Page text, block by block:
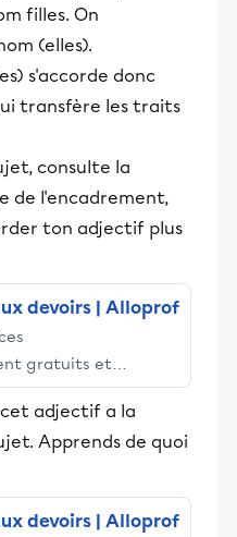
filles. On
(elles).
s'accorde donc
transfère les traits
consulte la
de l'encadrement,
ton adjectif plus
devoirs | Alloprof
gratuits et
engage les élèves
la réussite
cet adjectif a la
Apprends de quoi
devoirs | Alloprof